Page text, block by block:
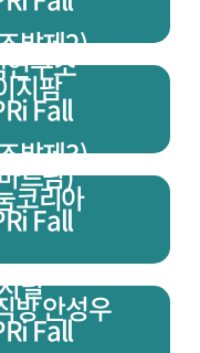
발제2)
구소
발제3)
지팜
트팜)
Fall
코리아
털
Fall
안성우
Fall